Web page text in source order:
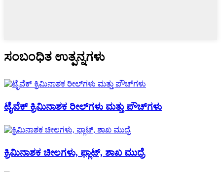
ಸಂಬಂಧಿತ ಉತ್ಪನ್ನಗಳು
ಟೈವೆಕ್ ಕ್ರಿಮಿನಾಶಕ ರೀಲ್‌ಗಳು ಮತ್ತು ಪೌಚ್‌ಗಳು
ಕ್ರಿಮಿನಾಶಕ ಚೀಲಗಳು, ಫ್ಲಾಟ್, ಶಾಖ ಮುದ್ರೆ